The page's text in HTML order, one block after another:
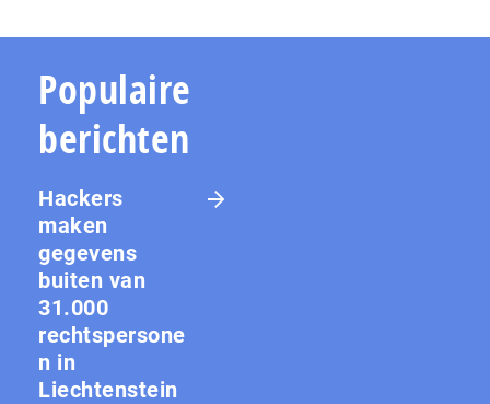
Populaire
berichten
Hackers
maken
gegevens
buiten van
31.000
rechtspersone
n in
Liechtenstein